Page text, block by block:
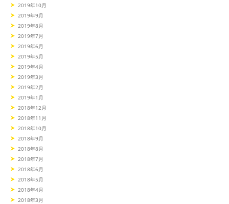
2019年10月
2019年9月
2019年8月
2019年7月
2019年6月
2019年5月
2019年4月
2019年3月
2019年2月
2019年1月
2018年12月
2018年11月
2018年10月
2018年9月
2018年8月
2018年7月
2018年6月
2018年5月
2018年4月
2018年3月